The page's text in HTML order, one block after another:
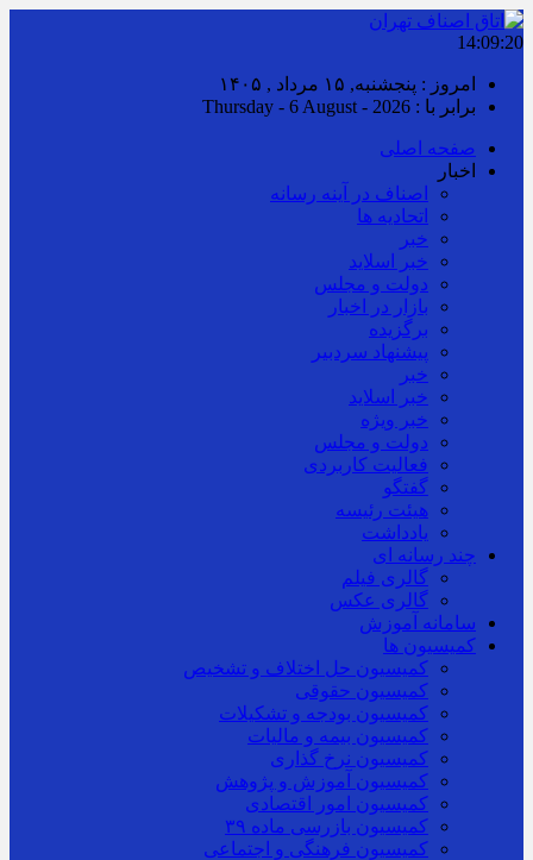
14:09:20
امروز : پنجشنبه, ۱۵ مرداد , ۱۴۰۵
برابر با : Thursday - 6 August - 2026
صفحه اصلی
اخبار
اصناف در آینه رسانه
اتحادیه ها
خبر
خبر اسلايد
دولت و مجلس
بازار در اخبار
برگزیده
پیشنهاد سردبیر
خبر
خبر اسلايد
خبر ویژه
دولت و مجلس
فعالیت کاربردی
گفتگو
هیئت رئیسه
یادداشت
چند رسانه ای
گالری فیلم
گالری عکس
سامانه آموزش
کمیسیون ها
کمیسیون حل اختلاف و تشخیص
کمیسیون حقوقی
کمیسیون بودجه و تشکیلات
کمیسیون بیمه و مالیات
کمیسیون نرخ گذاری
کمیسیون آموزش و پژوهش
کمیسیون امور اقتصادی
کمیسیون بازرسی ماده ۳۹
کمیسیون فرهنگی و اجتماعی